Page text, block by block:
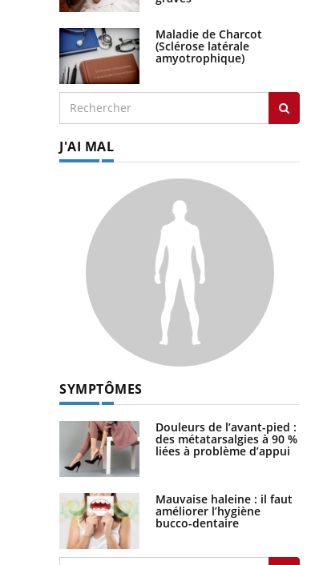
Maladie de Charcot
(Sclérose latérale
amyotrophique)
J'AI MAL
SYMPTÔMES
Douleurs de l’avant-pied :
des métatarsalgies à 90 %
liées à problème d’appui
Mauvaise haleine : il faut
améliorer l’hygiène
bucco-dentaire